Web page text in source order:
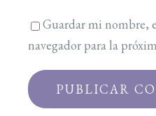
Guardar mi nombre,
navegador para la